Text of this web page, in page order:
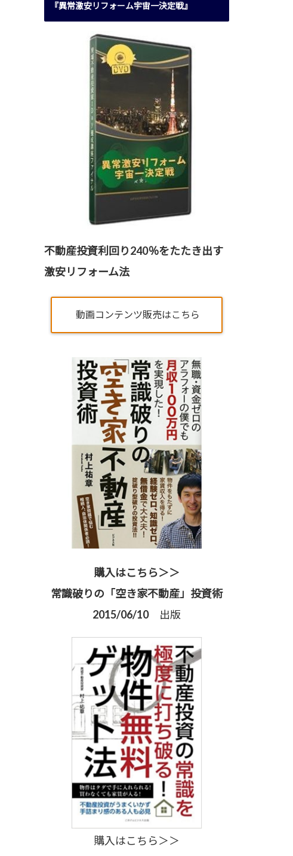
『異常激安リフォーム宇宙一決定戦』
不動産投資利回り240％をたたき出す
激安リフォーム法
動画コンテンツ販売はこちら
購入はこちら＞＞
常識破りの「空き家不動産」投資術
2015/06/10 出版
購入はこちら＞＞